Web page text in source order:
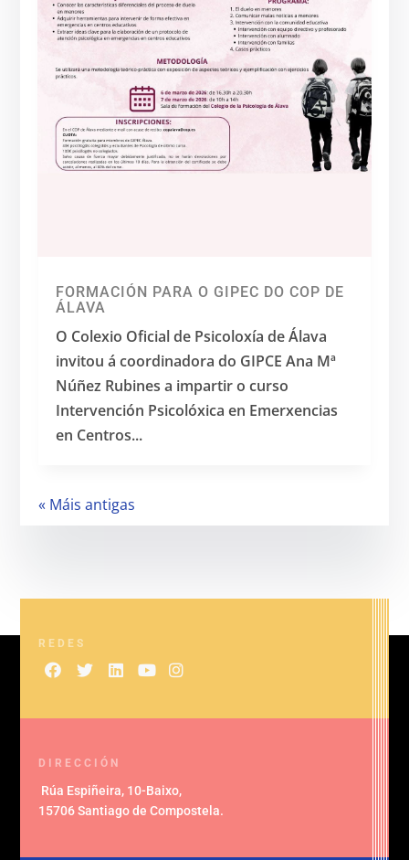
FORMACIÓN PARA O GIPEC DO COP DE
ÁLAVA
O Colexio Oficial de Psicoloxía de Álava
invitou á coordinadora do GIPCE Ana Mª
Núñez Rubines a impartir o curso
Intervención Psicolóxica en Emerxencias
en Centros...
« Máis antigas
REDES
DIRECCIÓN
Rúa Espiñeira, 10-Baixo,
15706 Santiago de Compostela.